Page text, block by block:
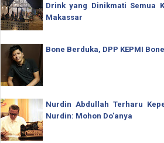
Drink yang Dinikmati Semua
Makassar
Bone Berduka, DPP KEPMI
Nurdin Abdullah Terharu
Nurdin: Mohon Do'anya